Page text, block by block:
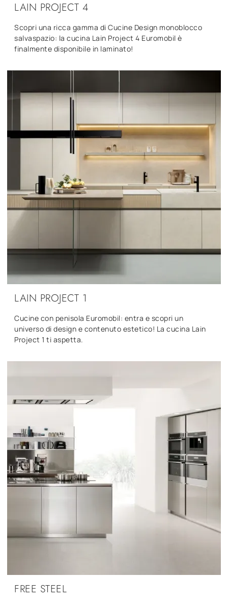
LAIN PROJECT 4
Scopri una ricca gamma di Cucine Design monoblocco
salvaspazio: la cucina Lain Project 4 Euromobil è
finalmente disponibile in laminato!
LAIN PROJECT 1
Cucine con penisola Euromobil: entra e scopri un
universo di design e contenuto estetico! La cucina Lain
Project 1 ti aspetta.
FREE STEEL